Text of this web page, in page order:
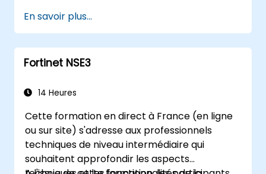
cybermenaces et d'attaques.
Comprendre les capacités d'intégration
et d'automatisation des solutions Fortinet
pour apporter une réponse coordonnée
En savoir plus...
Fortinet NSE3
14 Heures
Cette formation en direct à France (en ligne
ou sur site) s'adresse aux professionnels
techniques de niveau intermédiaire qui
souhaitent approfondir les aspects